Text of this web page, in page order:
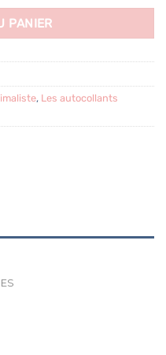
PANIER
, Les autocollants